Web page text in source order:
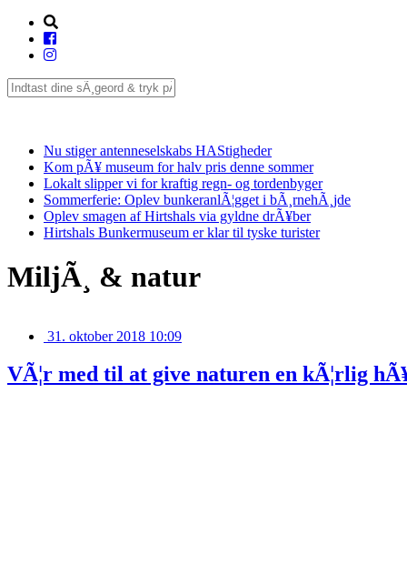
Nu stiger antenneselskabs HAStigheder
Kom pÃ¥ museum for halv pris denne sommer
Lokalt slipper vi for kraftig regn- og tordenbyger
Sommerferie: Oplev bunkeranlÃ¦gget i bÃ¸rnehÃ¸jde
Oplev smagen af Hirtshals via gyldne drÃ¥ber
Hirtshals Bunkermuseum er klar til tyske turister
MiljÃ¸ & natur
31. oktober 2018 10:09
VÃ¦r med til at give naturen en kÃ¦rlig